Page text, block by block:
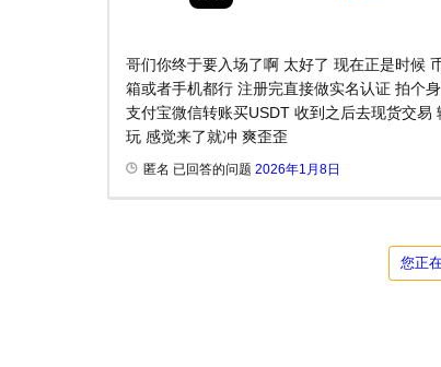
哥们你终于要入场了啊 太好了 现在正是时候
箱或者手机都行 注册完直接做实名认证 拍个
支付宝微信转账买USDT 收到之后去现货交
玩 感觉来了就冲 爽歪歪
匿名 已回答的问题 2026年1月8日
您正